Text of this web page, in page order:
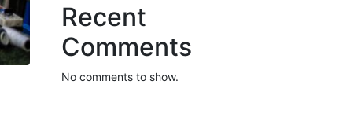
Recent
Comments
No comments to show.